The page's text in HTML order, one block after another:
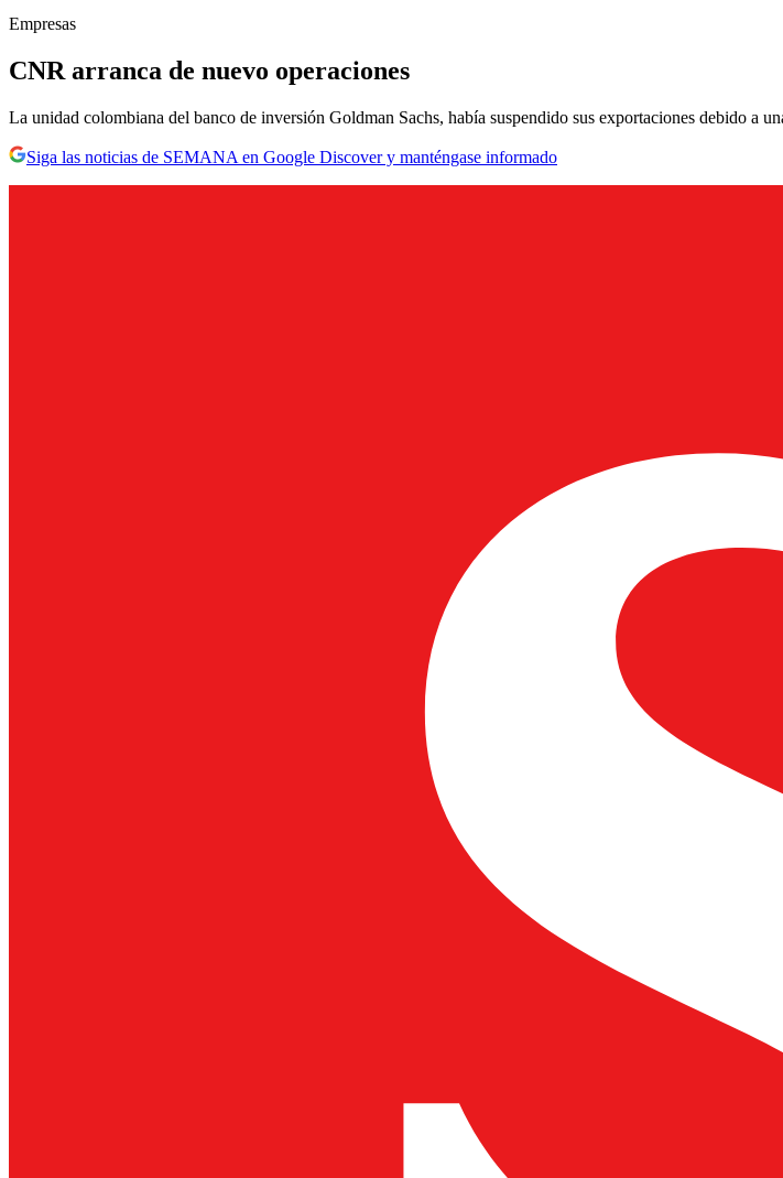
Empresas
CNR arranca de nuevo operaciones
La unidad colombiana del banco de inversión Goldman Sachs, había suspendido sus exportaciones debido a
Siga las noticias de SEMANA en Google Discover y manténgase informado